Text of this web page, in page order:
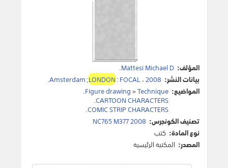
المؤلف: Mattesi Michael D
.
بيانات النشر:
Amsterdam ;LONDON:FOCAL،2008
.
المواضيع:
Figure drawing>Technique
.
CARTOON CHARACTERS
.
COMIC STRIP CHARACTERS
.
تصنيف الكونجرس: NC765 M377 2008
نوع المادة: كتب
المصدر: المكتبة الرئيسية